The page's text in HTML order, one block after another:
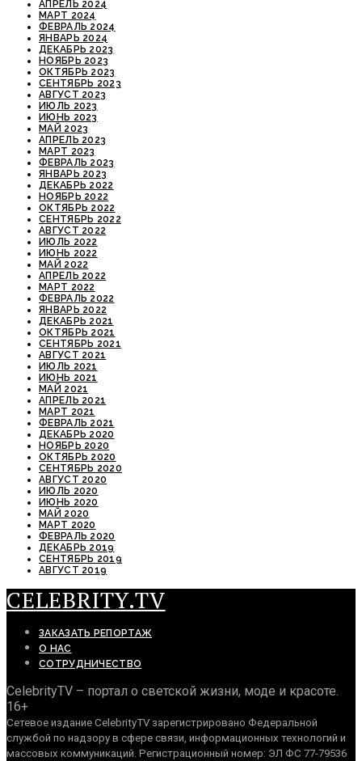
АПРЕЛЬ 2024
МАРТ 2024
ФЕВРАЛЬ 2024
ЯНВАРЬ 2024
ДЕКАБРЬ 2023
НОЯБРЬ 2023
ОКТЯБРЬ 2023
СЕНТЯБРЬ 2023
АВГУСТ 2023
ИЮЛЬ 2023
ИЮНЬ 2023
МАЙ 2023
АПРЕЛЬ 2023
МАРТ 2023
ФЕВРАЛЬ 2023
ЯНВАРЬ 2023
ДЕКАБРЬ 2022
НОЯБРЬ 2022
ОКТЯБРЬ 2022
СЕНТЯБРЬ 2022
АВГУСТ 2022
ИЮЛЬ 2022
ИЮНЬ 2022
МАЙ 2022
АПРЕЛЬ 2022
МАРТ 2022
ФЕВРАЛЬ 2022
ЯНВАРЬ 2022
ДЕКАБРЬ 2021
ОКТЯБРЬ 2021
СЕНТЯБРЬ 2021
АВГУСТ 2021
ИЮЛЬ 2021
ИЮНЬ 2021
МАЙ 2021
АПРЕЛЬ 2021
МАРТ 2021
ФЕВРАЛЬ 2021
ДЕКАБРЬ 2020
НОЯБРЬ 2020
ОКТЯБРЬ 2020
СЕНТЯБРЬ 2020
АВГУСТ 2020
ИЮЛЬ 2020
ИЮНЬ 2020
МАЙ 2020
МАРТ 2020
ФЕВРАЛЬ 2020
ДЕКАБРЬ 2019
СЕНТЯБРЬ 2019
АВГУСТ 2019
CELEBRITY.TV
ЗАКАЗАТЬ РЕПОРТАЖ
О НАС
СОТРУДНИЧЕСТВО
CelebrityTV – портал о светской жизни, моде и красоте.
16+
Сетевое издание CelebrityTV зарегистрировано Федеральной
службой по надзору в сфере связи, информационных технологий и
массовых коммуникаций. Регистрационный номер: ЭЛ ФС 77-79536